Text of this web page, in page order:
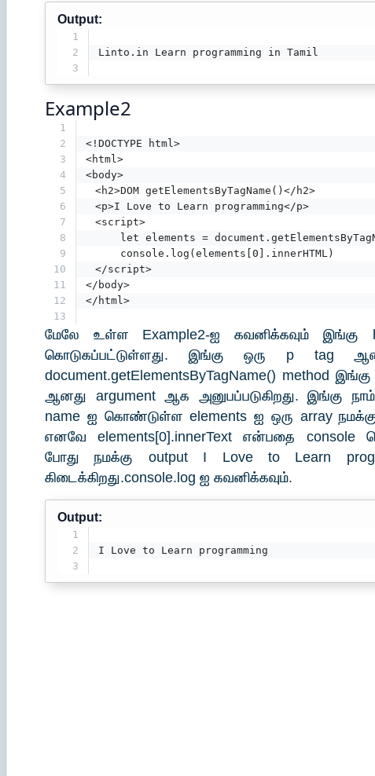
Output:
1
2
Linto.in Learn programming in Tamil
3
Example2
1
2
<!DOCTYPE html>
3
<html>
4
<body>
5
	<h2>DOM getElementsByTagName()</h2>
6
	<p>I Love to Learn programming</p>
7
	<script>
8
let elements =
9
		console.log(elements[0].innerHTML)
10
	</script>
11
</body>
12
</html>
13
மேலே உள்ள Example2-ஐ கவனிக்கவும் இங்கு
கொடுகப்பட்டுள்ளது. இங்கு ஒரு p tag
document.getElementsByTagName() method
ஆனது argument ஆக அனுபப்படுகிறது. இங்கு
name ஐ கொண்டுள்ள elements ஐ ஒரு array நமக்கு
எனவே elements[0].innerText என்பதை console
போது நமக்கு output I Love to Learn
கிடைக்கிறது.console.log ஐ கவனிக்கவும்.
Output:
1
2
I Love to Learn programming
3